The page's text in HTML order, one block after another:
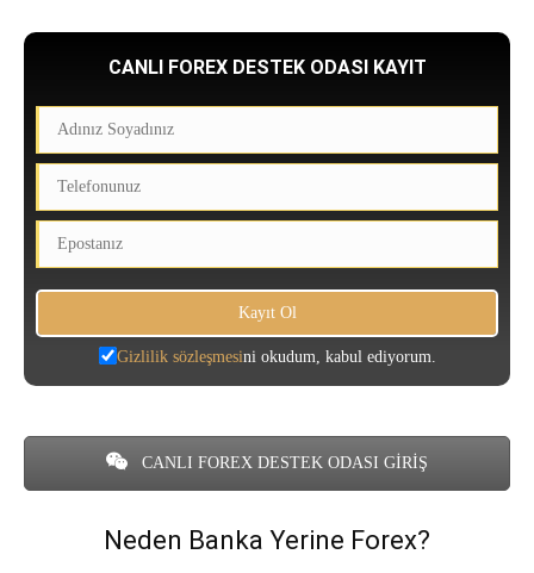
CANLI FOREX DESTEK ODASI KAYIT
Gizlilik sözleşmesini okudum, kabul ediyorum.
CANLI FOREX DESTEK ODASI GİRİŞ
Neden Banka Yerine Forex?